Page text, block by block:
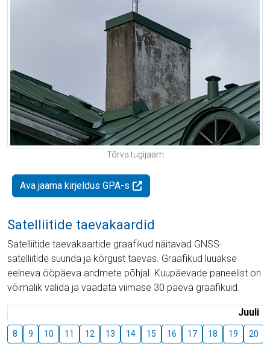
Tõrva tugijaam
Ava jaama kirjeldus GPA-s
Satelliitide taevakaardid
Satelliitide taevakaartide graafikud näitavad GNSS-
satelliitide suunda ja kõrgust taevas. Graafikud luuakse
eelneva ööpäeva andmete põhjal. Kuupäevade paneelist on
võimalik valida ja vaadata viimase 30 päeva graafikuid.
Juuli
8 9 10 11 12 13 14 15 16 17 18 19 20